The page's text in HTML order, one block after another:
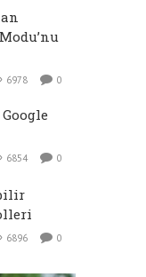
6978 0
6854 0
6896 0